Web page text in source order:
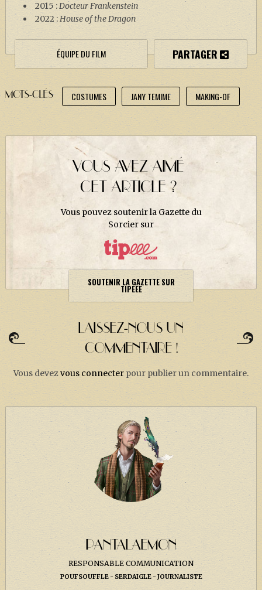
2015 :Docteur Frankenstein
2022 :House of the Dragon
ÉQUIPE DU FILM PARTAGER
MOTS-CLÉS COSTUMES JANY TEMIME MAKING-OF
VOUS AVEZ AIMÉ
CET ARTICLE ?
Vous pouvez soutenir la Gazette du
Sorcier sur
SOUTENIR LA GAZETTE SUR
TIPEEE
LAISSEZ-NOUS UN
COMMENTAIRE !
Vous devezvous connecter pour publier un commentaire.
PANTALAEMON
RESPONSABLE COMMUNICATION
POUFSOUFFLE SERDAIGLE JOURNALISTE